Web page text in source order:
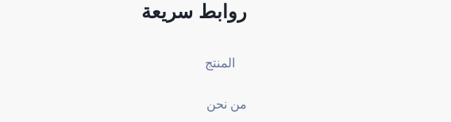
روابط سريعة
المنتج
من نحن